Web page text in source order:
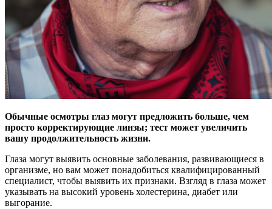
Обычные осмотры глаз могут предложить больше, чем
просто корректирующие линзы; тест может увеличить
вашу продолжительность жизни.
Глаза могут выявить основные заболевания, развивающиеся в
организме, но вам может понадобиться квалифицированный
специалист, чтобы выявить их признаки. Взгляд в глаза может
указывать на высокий уровень холестерина, диабет или
выгорание.